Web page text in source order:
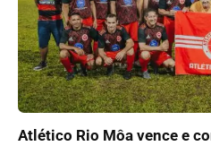
Atlético Rio Môa vence e